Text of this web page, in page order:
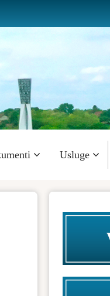
Usluge